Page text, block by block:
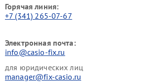
Горячая линия:
+7 (341) 265-07-67
Электронная почта:
info@casio-fix.ru
для юридических лиц
manager@fix-casio.ru